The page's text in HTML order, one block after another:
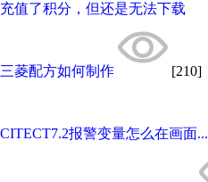
充值了积分，但还是无法下载
三菱配方如何制作 [210]
CITECT7.2报警变量怎么在画面...